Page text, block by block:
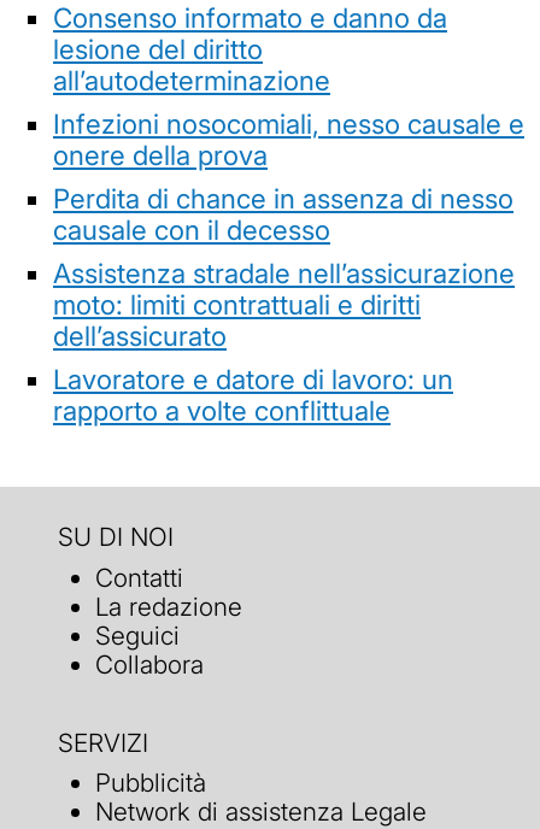
Consenso informato e danno da
lesione del diritto
all’autodeterminazione
Infezioni nosocomiali, nesso causale e
onere della prova
Perdita di chance in assenza di nesso
causale con il decesso
Assistenza stradale nell’assicurazione
moto: limiti contrattuali e diritti
dell’assicurato
Lavoratore e datore di lavoro: un
rapporto a volte conflittuale
SU DI NOI
Contatti
La redazione
Seguici
Collabora
SERVIZI
Pubblicità
Network di assistenza Legale